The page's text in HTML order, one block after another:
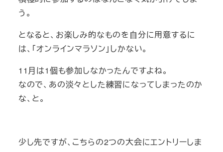
う。
となると、お楽しみ的なものを自分に用意するに
は、「オンラインマラソン」しかない。
11月は1個も参加しなかったんですよね。
なので、あの淡々とした練習になってしまったのか
な、と。
少し先ですが、こちらの2つの大会にエントリーしま